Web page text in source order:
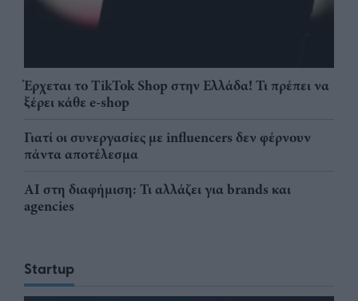
Έρχεται το TikTok Shop στην Ελλάδα! Τι πρέπει να
ξέρει κάθε e-shop
Γιατί οι συνεργασίες με influencers δεν φέρνουν
πάντα αποτέλεσμα
AI στη διαφήμιση: Τι αλλάζει για brands και
agencies
Startup